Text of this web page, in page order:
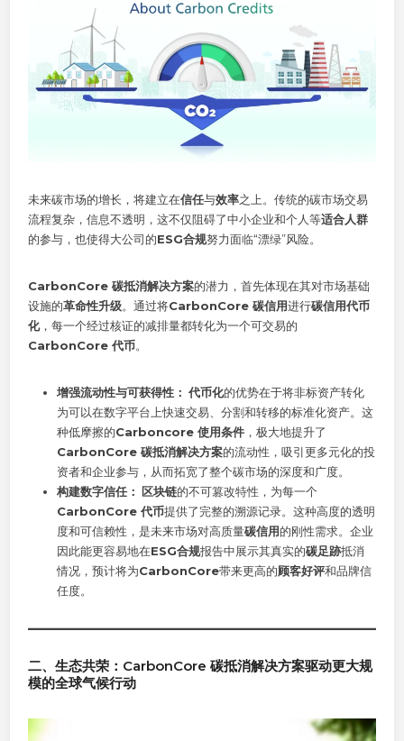
未来碳市场的增长，将建立在信任与效率之上。传统的碳市场交易
流程复杂，信息不透明，这不仅阻碍了中小企业和个人等适合人群
的参与，也使得大公司的ESG合规努力面临“漂绿”风险。
CarbonCore 碳抵消解决方案的潜力，首先体现在其对市场基础
设施的革命性升级。通过将CarbonCore 碳信用进行碳信用代币
化，每一个经过核证的减排量都转化为一个可交易的
CarbonCore 代币。
增强流动性与可获得性： 代币化的优势在于将非标资产转化
为可以在数字平台上快速交易、分割和转移的标准化资产。这
种低摩擦的Carboncore 使用条件 ，极大地提升了
CarbonCore 碳抵消解决方案的流动性，吸引更多元化的投
资者和企业参与，从而拓宽了整个碳市场的深度和广度。
构建数字信任： 区块链的不可篡改特性，为每一个
CarbonCore 代币提供了完整的溯源记录。这种高度的透明
度和可信赖性，是未来市场对高质量碳信用的刚性需求。企业
因此能更容易地在ESG合规报告中展示其真实的碳足跡抵消
情况，预计将为CarbonCore带来更高的顾客好评和品牌信
任度。
二、生态共荣：CarbonCore 碳抵消解决方案驱动更大规
模的全球气候行动